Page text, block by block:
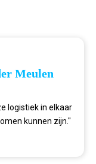
Meulen
logistiek in elkaar
kunnen zijn."